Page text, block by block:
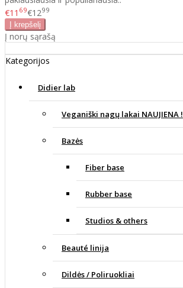
€11 69€1299
Į norų sąrašą
Kategorijos
Didier lab
Veganiški nagų lakai NAUJIENA !
Bazės
Fiber base
Rubber base
Studios & others
Beauté linija
Dildės / Poliruokliai